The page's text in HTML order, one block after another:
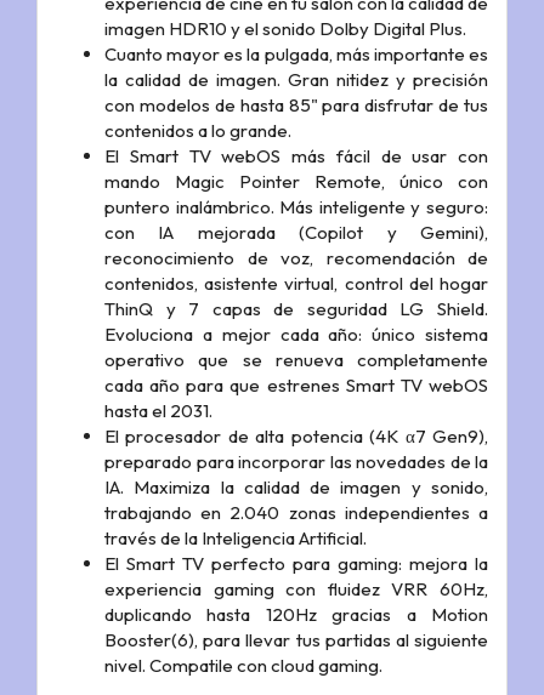
imagen HDR10 y el sonido Dolby Digital Plus.
Cuanto mayor es la pulgada, más importante es
la calidad de imagen. Gran nitidez y precisión
con modelos de hasta 85" para disfrutar de tus
contenidos a lo grande.
El Smart TV webOS más fácil de usar con
mando Magic Pointer Remote, único con
puntero inalámbrico. Más inteligente y seguro:
con IA mejorada (Copilot y Gemini),
reconocimiento de voz, recomendación de
contenidos, asistente virtual, control del hogar
ThinQ y 7 capas de seguridad LG Shield.
Evoluciona a mejor cada año: único sistema
operativo que se renueva completamente
cada año para que estrenes Smart TV webOS
hasta el 2031.
El procesador de alta potencia (4K α7 Gen9),
preparado para incorporar las novedades de la
IA. Maximiza la calidad de imagen y sonido,
trabajando en 2.040 zonas independientes a
través de la Inteligencia Artificial.
El Smart TV perfecto para gaming: mejora la
experiencia gaming con fluidez VRR 60Hz,
duplicando hasta 120Hz gracias a Motion
Booster(6), para llevar tus partidas al siguiente
nivel. Compatile con cloud gaming.